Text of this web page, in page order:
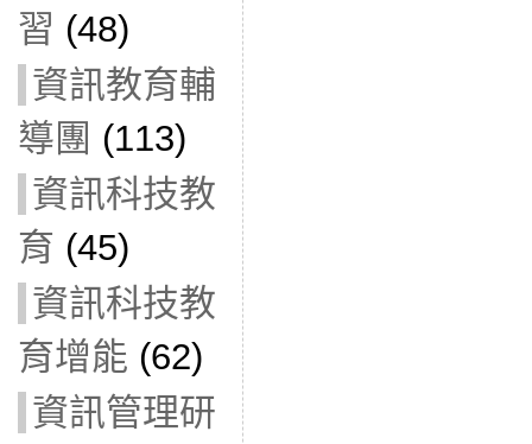
習 (48)
資訊教育輔
導團 (113)
資訊科技教
育 (45)
資訊科技教
育增能 (62)
資訊管理研